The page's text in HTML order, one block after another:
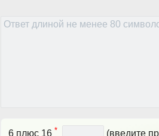
6 плюс 16 * (введите